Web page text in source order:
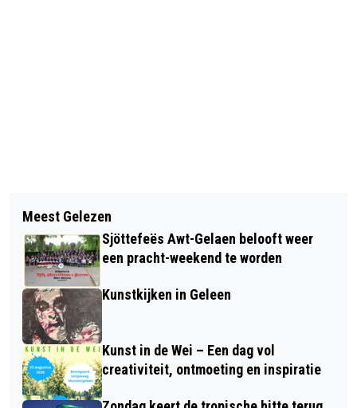
ARNAUD DÉMARE PAKT
OVERWINNING IN 13E ETAPPE VAN DE
GIRO
LECLERC OOK SNELSTE TIJDENS
TWEEDE VRIJE TRAINING
Meest Gelezen
Sjöttefeës Awt-Gelaen belooft weer
een pracht-weekend te worden
Kunstkijken in Geleen
Kunst in de Wei – Een dag vol
creativiteit, ontmoeting en inspiratie